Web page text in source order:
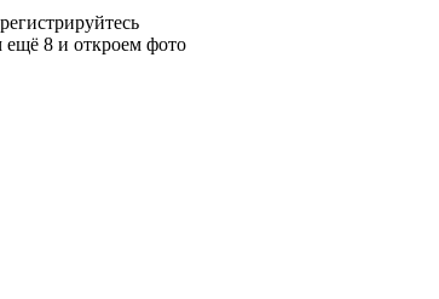
ещё 8 и откроем фото